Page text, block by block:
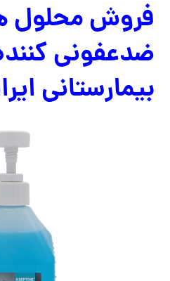
فروش محلول
ضدعفونی
بیمارستانی